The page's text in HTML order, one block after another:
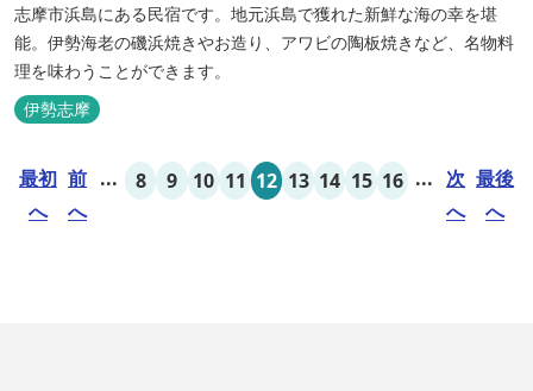
志摩市浜島にある民宿です。地元浜島で獲れた新鮮な海の幸を堪
能。伊勢海老の磯浜焼きやお造り、アワビの陶板焼きなど、名物料
理を味わうことができます。
伊勢志摩
最初
へ
前
へ
... 8 9 10 11 12 13 14 15 16 ... 次
へ
最後
へ